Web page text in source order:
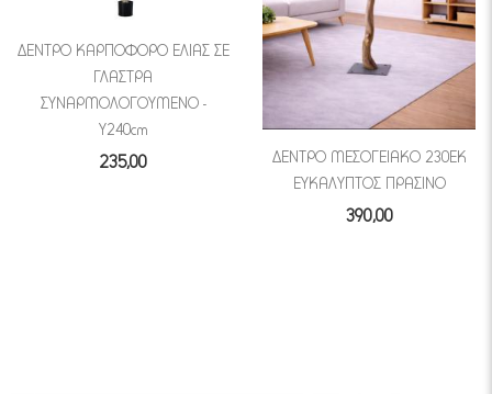
ΔΕΝΤΡΟ ΚΑΡΠΟΦΟΡΟ ΕΛΙΑΣ ΣΕ
ΓΛΑΣΤΡΑ
ΣΥΝΑΡΜΟΛΟΓΟΥΜΕΝΟ -
Υ240cm
235,00
ΔΕΝΤΡΟ ΜΕΣΟΓΕΙΑΚΟ 230ΕΚ
ΕΥΚΑΛΥΠΤΟΣ ΠΡΑΣΙΝΟ
390,00